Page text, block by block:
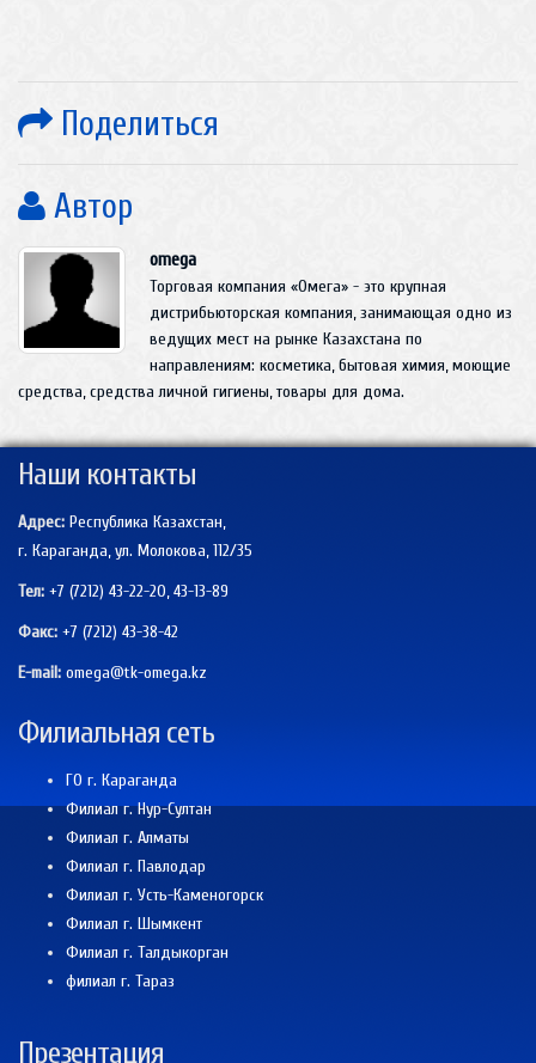
Поделиться
Автор
omega
Торговая компания «Омега» - это крупная
дистрибьюторская компания, занимающая одно из
ведущих мест на рынке Казахстана по
направлениям: косметика, бытовая химия, моющие
средства, средства личной гигиены, товары для дома.
Наши контакты
Адрес: Республика Казахстан,
г. Караганда, ул. Молокова, 112/35
Тел: +7 (7212) 43-22-20, 43-13-89
Факс: +7 (7212) 43-38-42
E-mail: omega@tk-omega.kz
Филиальная сеть
ГО г. Караганда
Филиал г. Нур-Султан
Филиал г. Алматы
Филиал г. Павлодар
Филиал г. Усть-Каменогорск
Филиал г. Шымкент
Филиал г. Талдыкорган
филиал г. Тараз
Презентация